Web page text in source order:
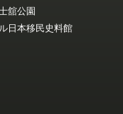
舘公園
日本移民史料館